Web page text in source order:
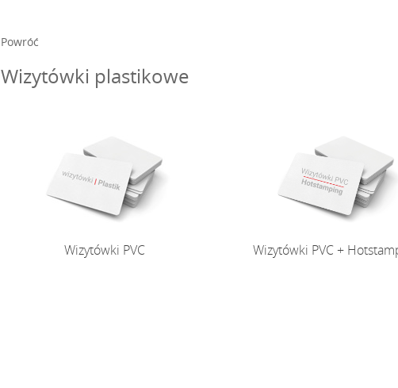
Powróć
Wizytówki plastikowe
Wizytówki PVC
Wizytówki PVC Wizytówki PVC +
Wizytówki PVC +